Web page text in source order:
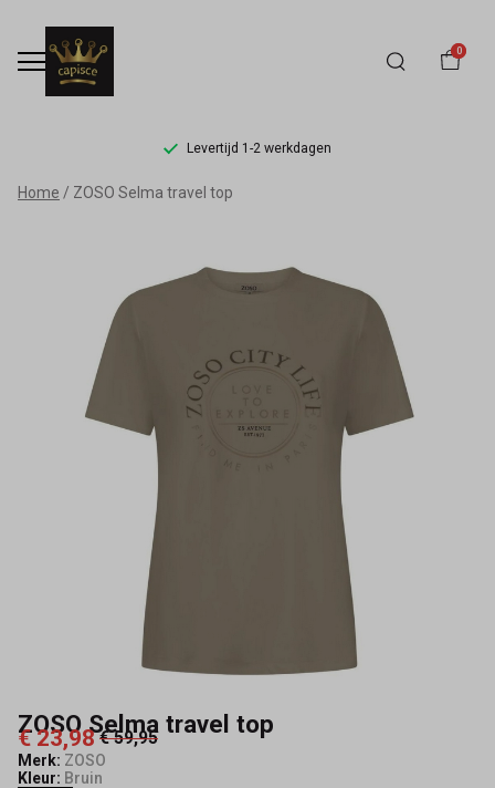
0
Levertijd 1-2 werkdagen
ZOSO
Capisce
Home ZOSO Selma travel top
ZOSO Selma travel top
€ 23,98 € 59,95
Merk: ZOSO
Kleur: Bruin